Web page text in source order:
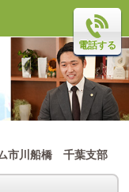
電話する
市川船橋 千葉支部